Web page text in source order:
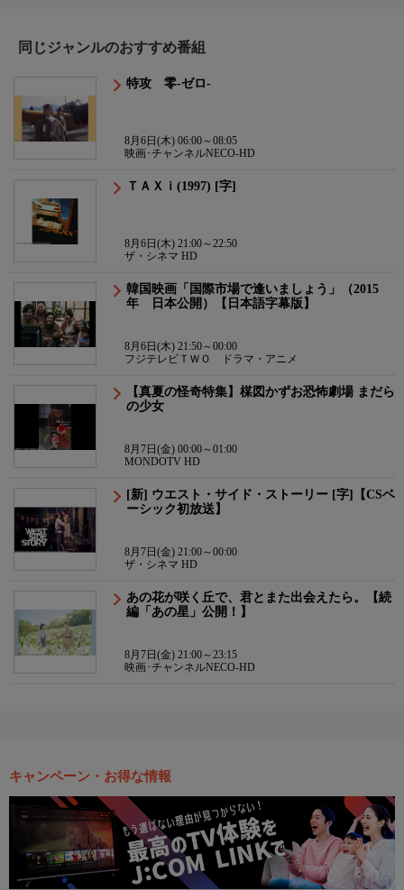
同じジャンルのおすすめ番組
特攻 零-ゼロ-
8月6日(木) 06:00～08:05
映画･チャンネルNECO-HD
ＴＡＸｉ(1997) [字]
8月6日(木) 21:00～22:50
ザ・シネマ HD
韓国映画「国際市場で逢いましょう」（2015
年 日本公開）【日本語字幕版】
8月6日(木) 21:50～00:00
フジテレビＴＷＯ ドラマ・アニメ
【真夏の怪奇特集】楳図かずお恐怖劇場 まだら
の少女
8月7日(金) 00:00～01:00
MONDOTV HD
[新] ウエスト・サイド・ストーリー [字]【CSベ
ーシック初放送】
8月7日(金) 21:00～00:00
ザ・シネマ HD
あの花が咲く丘で、君とまた出会えたら。【続
編「あの星」公開！】
8月7日(金) 21:00～23:15
映画･チャンネルNECO-HD
キャンペーン・お得な情報